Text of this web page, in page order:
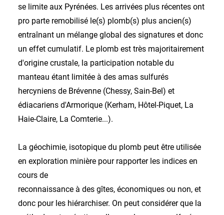
se limite aux Pyrénées. Les arrivées plus récentes ont
pro parte remobilisé le(s) plomb(s) plus ancien(s)
entraînant un mélange global des signatures et donc
un effet cumulatif. Le plomb est très majoritairement
d'origine crustale, la participation notable du
manteau étant limitée à des amas sulfurés
hercyniens de Brévenne (Chessy, Sain-Bel) et
édiacariens d'Armorique (Kerham, Hôtel-Piquet, La
Haie-Claire, La Comterie...).
La géochimie, isotopique du plomb peut être utilisée
en exploration minière pour rapporter les indices en
cours de
reconnaissance à des gîtes, économiques ou non, et
donc pour les hiérarchiser. On peut considérer que la